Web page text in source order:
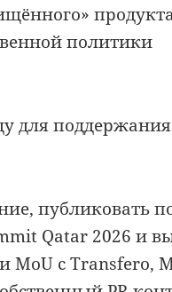
политики
для
публиковать
Qatar 2026 и
MoU с Transfero,